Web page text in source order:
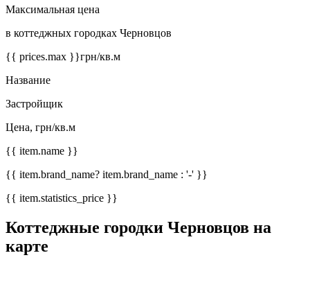
Максимальная цена
в коттеджных городках Черновцов
{{ prices.max }}грн/кв.м
Название
Застройщик
Цена, грн/кв.м
{{ item.name }}
{{ item.brand_name? item.brand_name : '-' }}
{{ item.statistics_price }}
Коттеджные городки Черновцов на
карте